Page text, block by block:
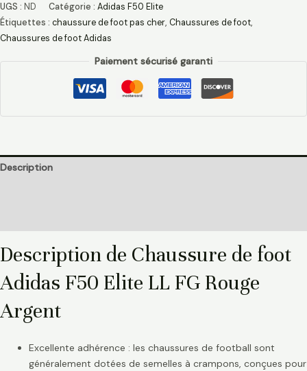
UGS : ND Catégorie : Adidas F50 Elite
Étiquettes : chaussure de foot pas cher​, Chaussures de foot,
Chaussures de foot Adidas​
Paiement sécurisé garanti
Description
Description de Chaussure de foot
Adidas F50 Elite LL FG Rouge
Argent
Excellente adhérence : les chaussures de football sont
généralement dotées de semelles à crampons, conçues pour